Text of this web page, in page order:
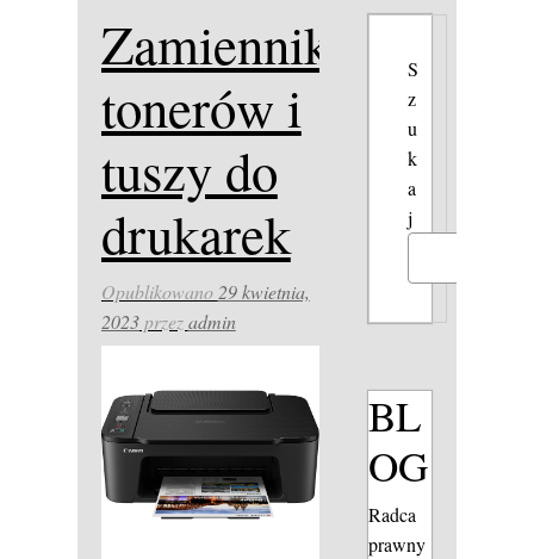
Zamienniki
tonerów i
tuszy do
drukarek
Opublikowano 29 kwietnia,
2023przezadmin
S
z
u
k
a
j
BL
OG
Radca
prawny